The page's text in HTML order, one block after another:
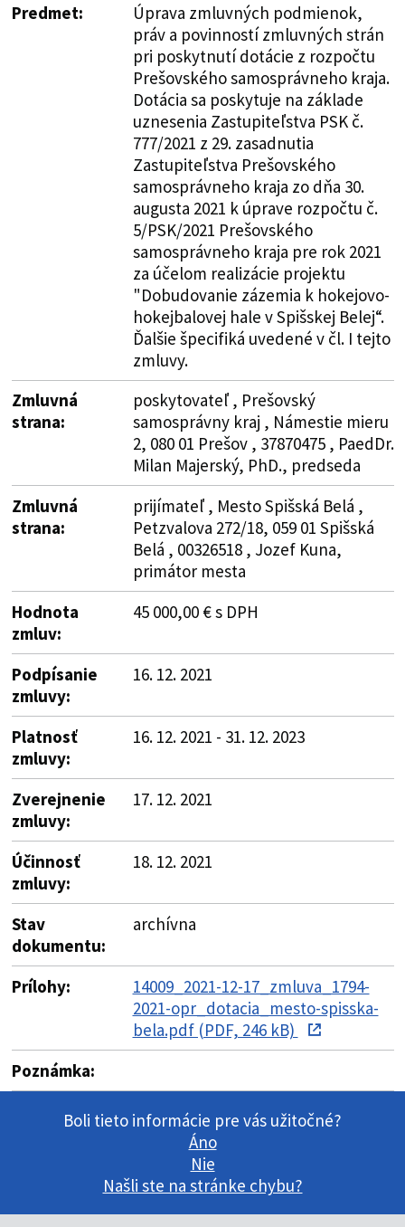
Predmet:
Úprava zmluvných podmienok,
práv a povinností zmluvných strán
pri poskytnutí dotácie z rozpočtu
Prešovského samosprávneho kraja.
Dotácia sa poskytuje na základe
uznesenia Zastupiteľstva PSK č.
777/2021 z 29. zasadnutia
Zastupiteľstva Prešovského
samosprávneho kraja zo dňa 30.
augusta 2021 k úprave rozpočtu č.
5/PSK/2021 Prešovského
samosprávneho kraja pre rok 2021
za účelom realizácie projektu
"Dobudovanie zázemia k hokejovo-
hokejbalovej hale v Spišskej Belej“.
Ďalšie špecifiká uvedené v čl. I tejto
zmluvy.
Zmluvná
strana:
poskytovateľ , Prešovský
samosprávny kraj , Námestie mieru
2, 080 01 Prešov , 37870475 , PaedDr.
Milan Majerský, PhD., predseda
Zmluvná
strana:
prijímateľ , Mesto Spišská Belá ,
Petzvalova 272/18, 059 01 Spišská
Belá , 00326518 , Jozef Kuna,
primátor mesta
Hodnota
zmluv:
45 000,00 € s DPH
Podpísanie
zmluvy:
16. 12. 2021
Platnosť
zmluvy:
16. 12. 2021 - 31. 12. 2023
Zverejnenie
zmluvy:
17. 12. 2021
Účinnosť
zmluvy:
18. 12. 2021
Stav
dokumentu:
archívna
Prílohy:
14009_2021-12-17_zmluva_1794-
2021-opr_dotacia_mesto-spisska-
bela.pdf (PDF, 246 kB)
Poznámka:
Boli tieto informácie pre vás užitočné?
Áno
Nie
Našli ste na stránke chybu?